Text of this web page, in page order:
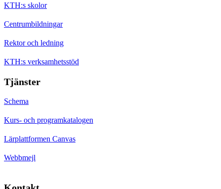
KTH:s skolor
Centrumbildningar
Rektor och ledning
KTH:s verksamhetsstöd
Tjänster
Schema
Kurs- och programkatalogen
Lärplattformen Canvas
Webbmejl